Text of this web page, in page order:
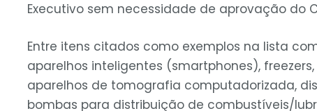
Executivo sem necessidade de aprovação do
Entre itens citados como exemplos na lista
aparelhos inteligentes (smartphones),
aparelhos de tomografia computadorizada,
bombas para distribuição de combustíveis/